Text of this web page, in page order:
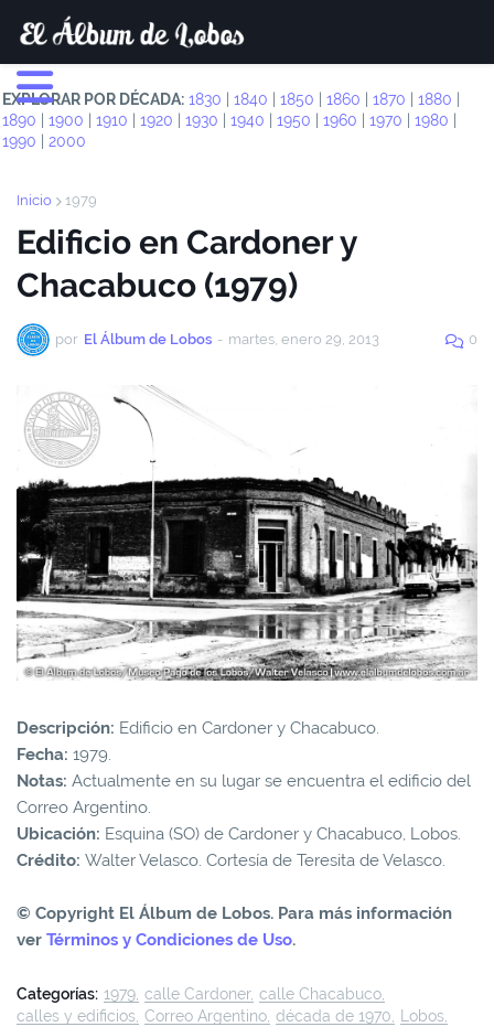
EXPLORAR POR DÉCADA: 1830 1840 1850 1860 1870 1880
1890
1900 1910 1920 1930 1940 1950 1960 1970 1980
1990
2000
Inicio 1979
Edificio en Cardoner y
Chacabuco (1979)
por El Álbum de Lobos - martes, enero 29, 2013 0
Descripción: Edificio en Cardoner y Chacabuco.
Fecha: 1979.
Notas: Actualmente en su lugar se encuentra el edificio del
Correo Argentino.
Ubicación: Esquina (SO) de Cardoner y Chacabuco, Lobos.
Crédito: Walter Velasco. Cortesía de Teresita de Velasco.
© Copyright El Álbum de Lobos. Para más información
ver Términos y Condiciones de Uso.
Categorías: 1979 calle Cardoner calle Chacabuco
calles y edificios Correo Argentino década de 1970
Lobos